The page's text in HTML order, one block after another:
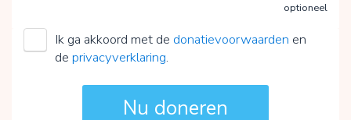
optioneel
Ik ga akkoord met de donatievoorwaarden en
de privacyverklaring.